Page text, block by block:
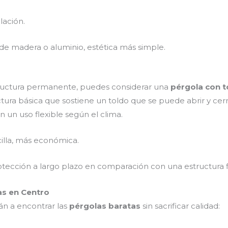
madera o aluminio, estética más simple.
permanente, puedes considerar una pérgola con
básica que sostiene un toldo que se puede abrir y
un uso flexible según el clima.
más económica.
a largo plazo en comparación con una estructura
en Centro
a encontrar las pérgolas baratas sin sacrificar calidad: